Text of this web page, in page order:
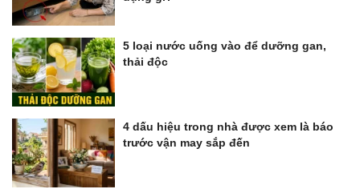
5 loại nước uống vào để dưỡng gan,
thải độc
4 dấu hiệu trong nhà được xem là báo
trước vận may sắp đến